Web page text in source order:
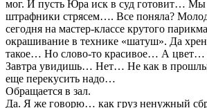
мог. И пусть Юра иск в суд готовит…
штрафники стрясем…. Все поняла?
сегодня на мастер-классе крутого
окрашивание в технике «шатуш». Да хрен
такое… Но слово-то красивое… А
Завтра увидишь… Нет… Не как в
еще перекусить надо…
Обращается в зал.
Да. Я же говорю… как груз ненужный